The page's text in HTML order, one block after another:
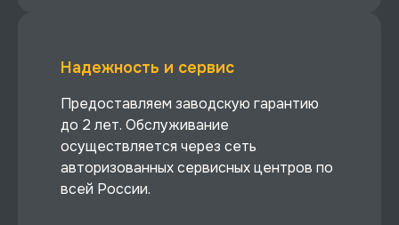
Надежность и сервис
Предоставляем заводскую гарантию
до 2 лет. Обслуживание
осуществляется через сеть
авторизованных сервисных центров по
всей России.